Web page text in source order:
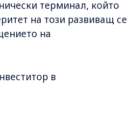
терминал, който
на този развиващ се
на
в